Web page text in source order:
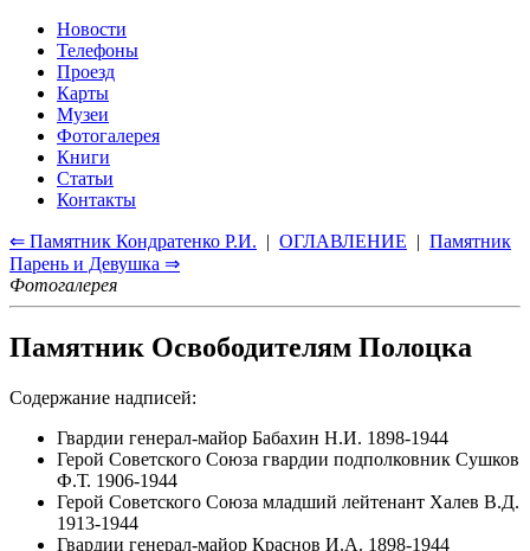
Новости
Телефоны
Проезд
Карты
Музеи
Фотогалерея
Книги
Статьи
Контакты
⇐ Памятник Кондратенко Р.И. | ОГЛАВЛЕНИЕ | Памятник
Парень и Девушка ⇒
Фотогалерея
Памятник Освободителям Полоцка
Содержание надписей:
Гвардии генерал-майор Бабахин Н.И. 1898-1944
Герой Советского Союза гвардии подполковник Сушков
Ф.Т. 1906-1944
Герой Советского Союза младший лейтенант Халев В.Д.
1913-1944
Гвардии генерал-майор Краснов И.А. 1898-1944